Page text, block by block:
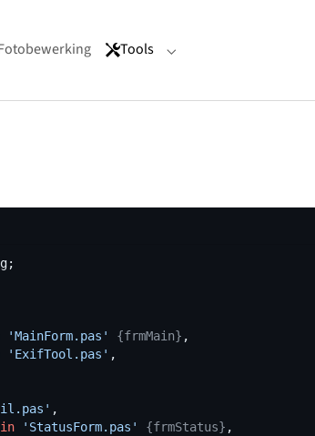
Tools Submenu for "Tools"
'MainForm.pas ' {frmMain}
' ExifTool.pas '
'
in ' StatusForm.pas ' {frmStatus}